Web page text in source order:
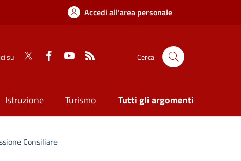
Accedi all'area personale
su Cerca
Istruzione Turismo Tutti gli argomenti
Consiliare